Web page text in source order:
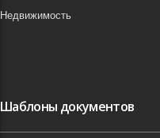
Недвижимость
Шаблоны документов